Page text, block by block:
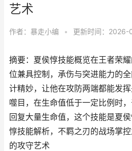
艺术
作者： 暴走小编 • 更新时间：2026-
摘要：夏侯惇技能概览在王者荣
位兼具控制，承伤与突进能力的
计精妙，让他在攻防两端都能发
噬目，在生命值低于一定比例时
回复大量生命值，这个技能是夏
惇技能解析，不羁之刃的战场掌
的攻守艺术